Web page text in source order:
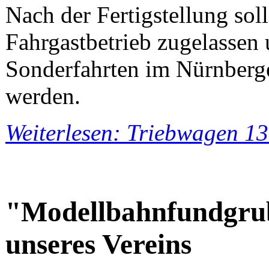
Nach der Fertigstellung
Fahrgastbetrieb
Sonderfahrten im
werden.
Weiterlesen: Triebwagen
unseres Vereins